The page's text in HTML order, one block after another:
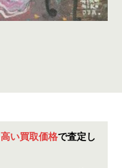
高い買取価格で査定し